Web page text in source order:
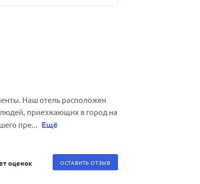
Наш отель расположен
людей, приезжающих в город на
пре... Ещё
оценок ОСТАВИТЬ ОТЗЫВ